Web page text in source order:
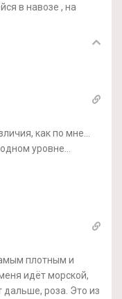
в навозе , на
как по мне…
уровне…
плотным и
идёт морской,
дальше, роза. Это из